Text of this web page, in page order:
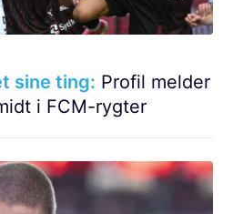
sine ting: Profil melder
i FCM-rygter